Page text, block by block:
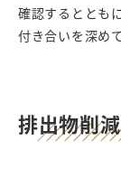
確認するととも
付き合いを深め
排出物削